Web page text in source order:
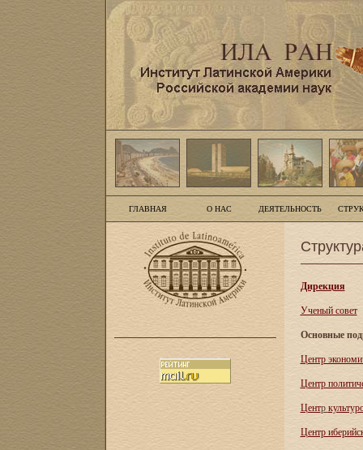
ГЛАВНАЯ О НАС ДЕЯТЕЛЬНОСТЬ
Дирекция
Ученый совет
Основные
Центр
Центр
Центр
Центр